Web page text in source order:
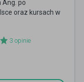
Ang. po
oraz kursach w
3 opinie